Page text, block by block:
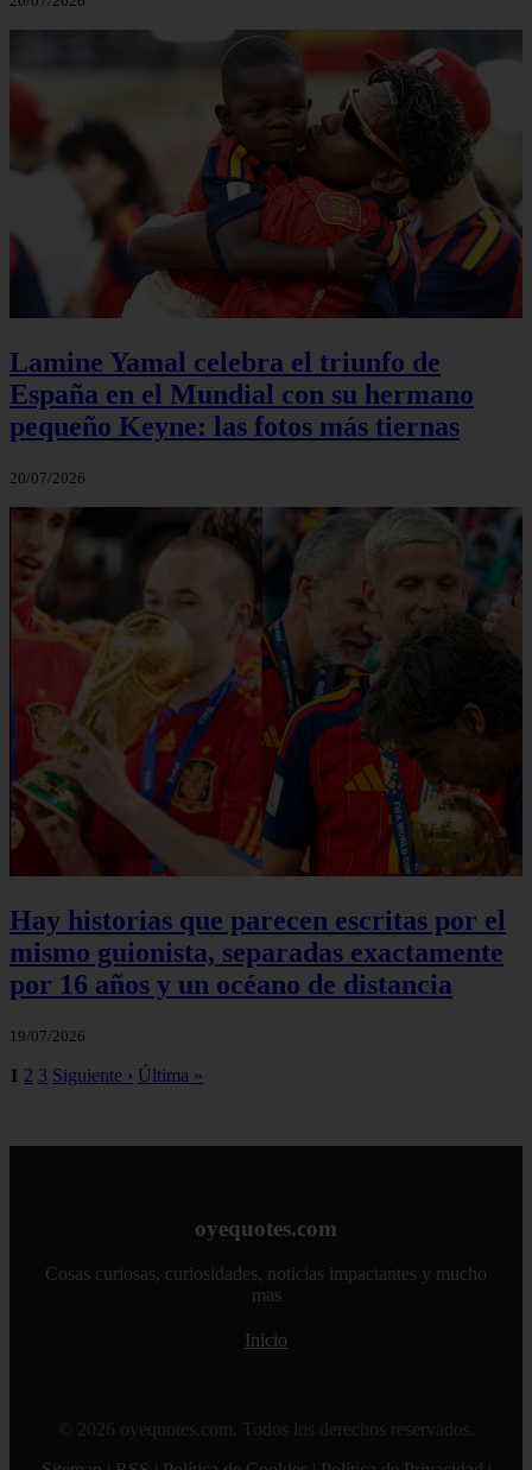
Lamine Yamal celebra el triunfo de
España en el Mundial con su hermano
pequeño Keyne: las fotos más tiernas
20/07/2026
Hay historias que parecen escritas por el
mismo guionista, separadas exactamente
por 16 años y un océano de distancia
19/07/2026
1 2 3 Siguiente › Última »
oyequotes.com
Cosas curiosas, curiosidades, noticias impactantes y mucho
mas
Inicio
© 2026 oyequotes.com. Todos los derechos reservados.